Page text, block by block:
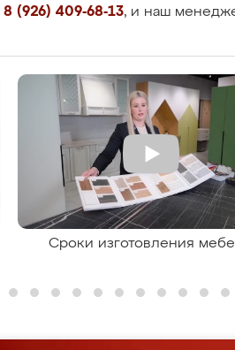
8 (926) 409-68-13, и наш
Сроки изготовления